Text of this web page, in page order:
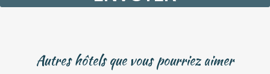
Autres hôtels que vous pourriez aimer